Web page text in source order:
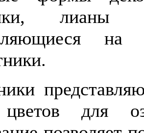
лианы
на
цветов для